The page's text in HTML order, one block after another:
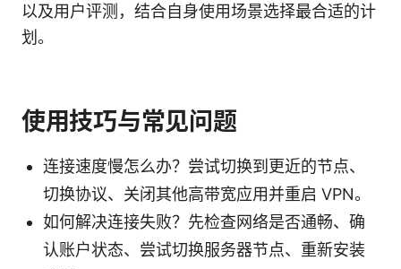
以及用户评测，结合自身使用场景选择最合适的计
划。
使用技巧与常见问题
连接速度慢怎么办？尝试切换到更近的节点、
切换协议、关闭其他高带宽应用并重启 VPN。
如何解决连接失败？先检查网络是否通畅、确
认账户状态、尝试切换服务器节点、重新安装